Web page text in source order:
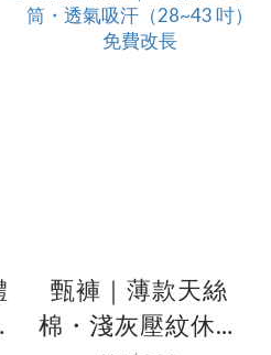
甄褲｜薄款天絲
棉・淺灰壓紋休閒